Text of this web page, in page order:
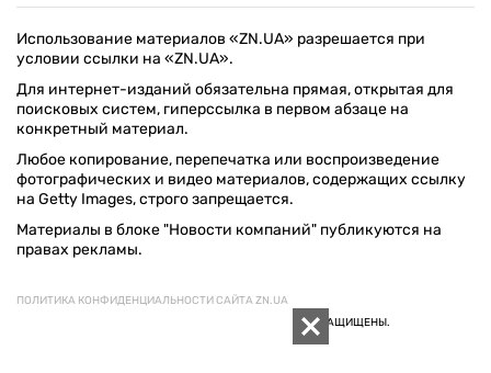
Использование материалов «ZN.UA» разрешается при
условии ссылки на «ZN.UA».
Для интернет-изданий обязательна прямая, открытая для
поисковых систем, гиперссылка в первом абзаце на
конкретный материал.
Любое копирование, перепечатка или воспроизведение
фотографических и видео материалов, содержащих ссылку
на Getty Images, строго запрещается.
Материалы в блоке "Новости компаний" публикуются на
правах рекламы.
ПОЛИТИКА КОНФИДЕНЦИАЛЬНОСТИ САЙТА ZN.UA
© 1994–2026 «ЗЕРКАЛО НЕДЕЛИ. УКРАИНА». ВСЕ ПРАВА ЗАЩИЩЕНЫ.